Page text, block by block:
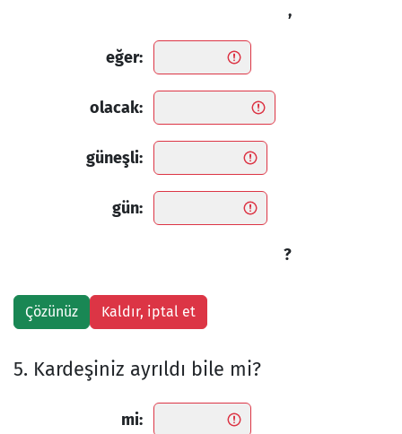
,
eğer:
olacak:
güneşli:
gün:
?
5. Kardeşiniz ayrıldı bile mi?
mi: